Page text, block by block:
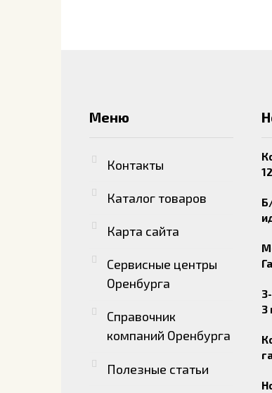
Меню
Контакты
Каталог товаров
Карта сайта
Сервисные центры
Оренбурга
Справочник
компаний Оренбурга
Полезные статьи
3